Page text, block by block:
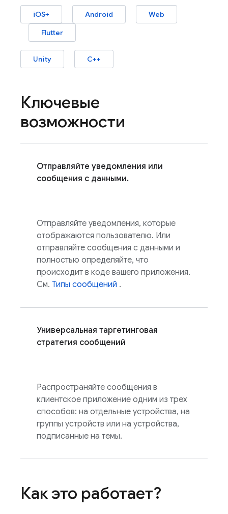
iOS+ Android
Web
Flutter
Unity C++
Ключевые
возможности
Отправляйте уведомления или
сообщения с данными.
Отправляйте уведомления, которые
отображаются пользователю. Или
отправляйте сообщения с данными и
полностью определяйте, что
происходит в коде вашего приложения.
См. Типы сообщений .
Универсальная таргетинговая
стратегия сообщений
Распространяйте сообщения в
клиентское приложение одним из трех
способов: на отдельные устройства, на
группы устройств или на устройства,
подписанные на темы.
Как это работает?